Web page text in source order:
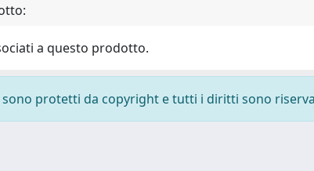
a questo prodotto.
sono protetti da copyright e tutti i diritti sono